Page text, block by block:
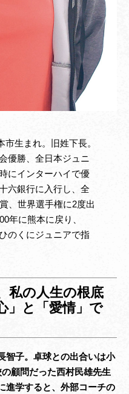
生まれ。旧姓下長。
優勝、全日本ジュニ
にインターハイで優
六銀行に入行し、全
、世界選手権に2度出
年に熊本に戻り、
のくにジュニアで指
私の人生の根底
」と「愛情」で
智子。卓球との出合いは小
顧問だった西村民雄先生
進学すると、外部コーチの